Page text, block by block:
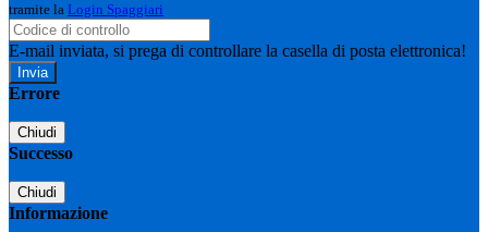
tramite la Login Spaggiari
E-mail inviata, si prega di controllare la casella di posta elettronica!
Errore
Chiudi
Successo
Chiudi
Informazione